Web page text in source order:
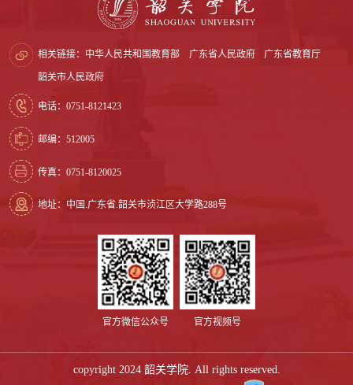
相关链接： 中华人民共和国教育部 广东省人民政府 广东省教育厅
韶关市人民政府
电话：0751-8121423
邮编：512005
传真：0751-8120025
地址：中国.广东省.韶关市浈江区大学路288号
官方微信公众号 官方视频号
copyright 2024 韶关学院. All rights reserved.